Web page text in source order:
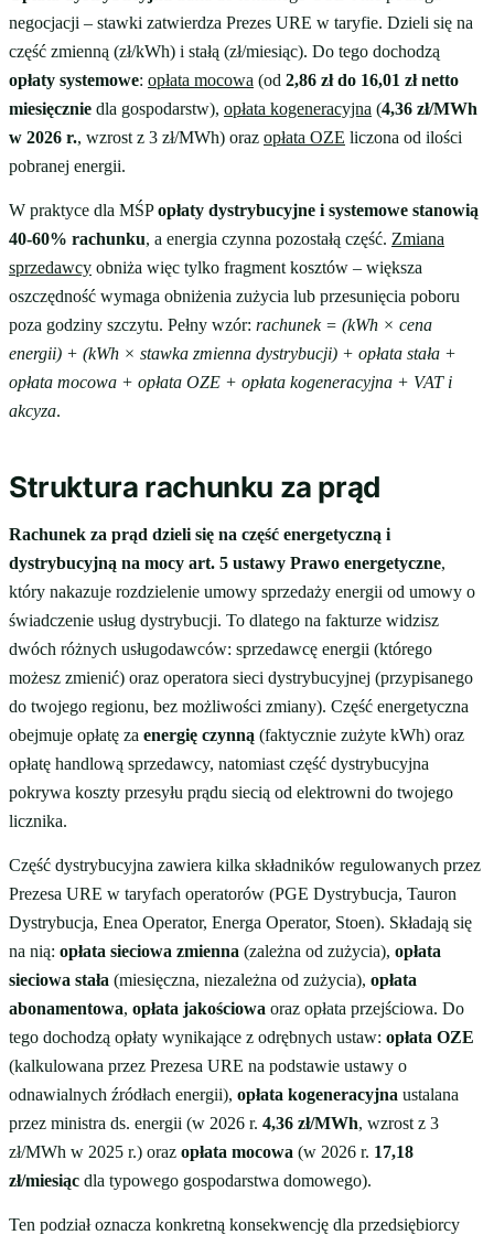
negocjacji – stawki zatwierdza Prezes URE w taryfie. Dzieli się na
część zmienną (zł/kWh) i stałą (zł/miesiąc). Do tego dochodzą
opłaty systemowe: opłata mocowa (od 2,86 zł do 16,01 zł netto
miesięcznie dla gospodarstw), opłata kogeneracyjna (4,36 zł/MWh
w 2026 r., wzrost z 3 zł/MWh) oraz opłata OZE liczona od ilości
pobranej energii.
W praktyce dla MŚPopłaty dystrybucyjne i systemowe stanowią
40-60% rachunku, a energia czynna pozostałą część. Zmiana
sprzedawcy obniża więc tylko fragment kosztów – większa
oszczędność wymaga obniżenia zużycia lub przesunięcia poboru
poza godziny szczytu. Pełny wzór: rachunek = (kWh × cena
energii) + (kWh × stawka zmienna dystrybucji) + opłata stała +
opłata mocowa + opłata OZE + opłata kogeneracyjna + VAT i
akcyza.
Struktura rachunku za prąd
Rachunek za prąd dzieli się na część energetyczną i
dystrybucyjną na mocy art. 5 ustawy Prawo energetyczne,
który nakazuje rozdzielenie umowy sprzedaży energii od umowy o
świadczenie usług dystrybucji. To dlatego na fakturze widzisz
dwóch różnych usługodawców: sprzedawcę energii (którego
możesz zmienić) oraz operatora sieci dystrybucyjnej (przypisanego
do twojego regionu, bez możliwości zmiany). Część energetyczna
obejmuje opłatę za energię czynną (faktycznie zużyte kWh) oraz
opłatę handlową sprzedawcy, natomiast część dystrybucyjna
pokrywa koszty przesyłu prądu siecią od elektrowni do twojego
licznika.
Część dystrybucyjna zawiera kilka składników regulowanych przez
Prezesa URE w taryfach operatorów (PGE Dystrybucja, Tauron
Dystrybucja, Enea Operator, Energa Operator, Stoen). Składają się
na nią: opłata sieciowa zmienna (zależna od zużycia), opłata
sieciowa stała (miesięczna, niezależna od zużycia), opłata
abonamentowa, opłata jakościowa oraz opłata przejściowa. Do
tego dochodzą opłaty wynikające z odrębnych ustaw: opłata OZE
(kalkulowana przez Prezesa URE na podstawie ustawy o
odnawialnych źródłach energii), opłata kogeneracyjna ustalana
przez ministra ds. energii (w 2026 r. 4,36 zł/MWh, wzrost z 3
zł/MWh w 2025 r.) oraz opłata mocowa (w 2026 r. 17,18
zł/miesiąc dla typowego gospodarstwa domowego).
Ten podział oznacza konkretną konsekwencję dla przedsiębiorcy